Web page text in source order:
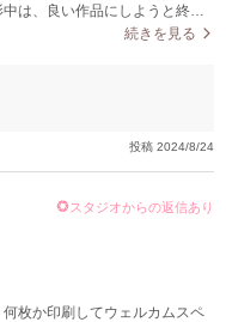
は、良い作品にしようと終始
カットや、曲の歌詞に合わせ
を選びました。「おしゃれすぎ
続きを見る
投稿 2024/8/24
スタジオからの返信あり
枚か印刷してウェルカムスペ